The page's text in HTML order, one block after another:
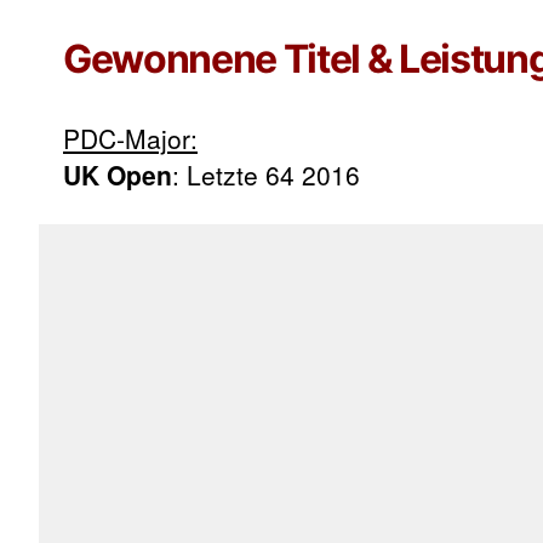
Gewonnene Titel &
PDC-Major:
UK Open: Letzte 64 2016